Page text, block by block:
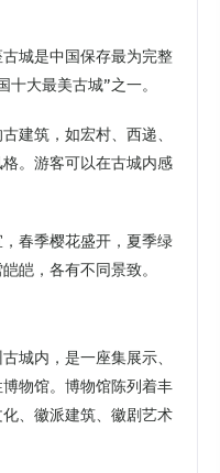
城是中国保存最为完整
大最美古城”之一。
建筑，如宏村、西递、
。游客可以在古城内感
春季樱花盛开，夏季绿
皑，各有不同景致。
城内，是一座集展示、
物馆。博物馆陈列着丰
、徽派建筑、徽剧艺术